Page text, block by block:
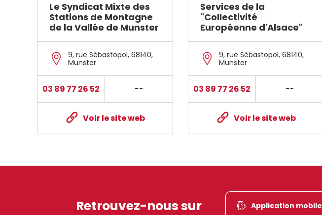
Le Syndicat Mixte des
Stations de Montagne
de la Vallée de Munster
9, rue Sébastopol, 68140,
Munster
03 89 77 26 52 --
Voir le site web
Services de la
"Collectivité
Européenne d'Alsace"
9, rue Sébastopol, 68140,
Munster
03 89 77 26 52 --
Voir le site web
Retrouvez-nous sur Application mobile